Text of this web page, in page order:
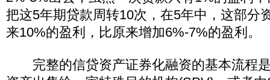
把这5年期贷款周转10次，在5年中，这部分
来10%的盈利，比原来增加6%-7%的盈利。
完整的信贷资产证券化融资的基本流程